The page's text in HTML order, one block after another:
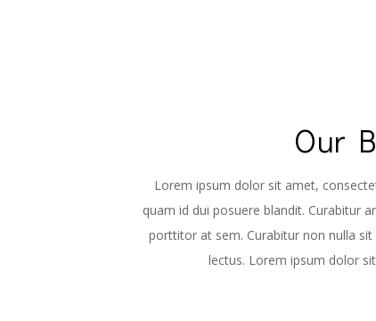
Our
Lorem ipsum dolor sit amet,
quam id dui posuere blandit. Curabitur
porttitor at sem. Curabitur non nulla
lectus. Lorem ipsum dolor